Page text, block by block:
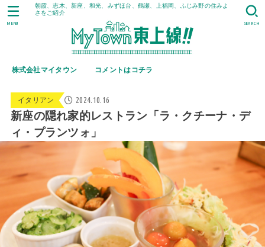
朝霞、志木、新座、和光、みずほ台、鶴瀬、上福岡、ふじみ野の住みよ
さをご紹介
株式会社マイタウン コメントはコチラ
SEARCH
MENU
イタリアン 2024.10.16
新座の隠れ家的レストラン「ラ・クチーナ・デ
ィ・プランツォ」